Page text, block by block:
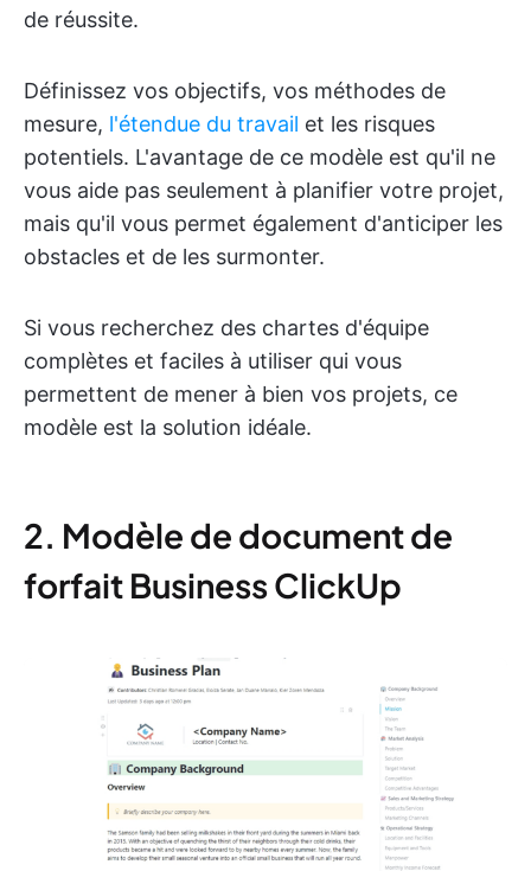
de réussite.
Définissez vos objectifs, vos méthodes de
mesure, l'étendue du travail et les risques
potentiels. L'avantage de ce modèle est qu'il ne
vous aide pas seulement à planifier votre projet,
mais qu'il vous permet également d'anticiper les
obstacles et de les surmonter.
Si vous recherchez des chartes d'équipe
complètes et faciles à utiliser qui vous
permettent de mener à bien vos projets, ce
modèle est la solution idéale.
2. Modèle de document de
forfait Business ClickUp